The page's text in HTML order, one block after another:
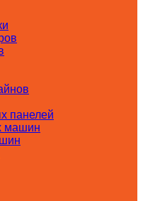
панелей
машин